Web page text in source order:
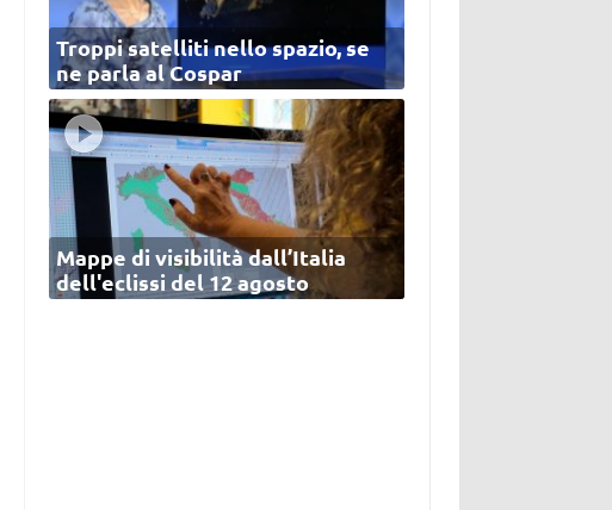
Troppi satelliti nello spazio, se
ne parla al Cospar
Mappe di visibilità dall’Italia
dell'eclissi del 12 agosto